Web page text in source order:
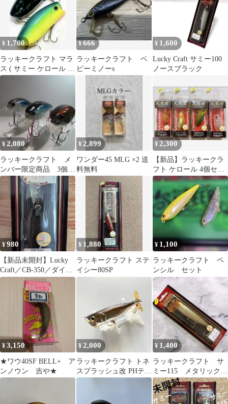
¥ 1,700
ラッキークラフト マラ
ス ( サミー ケロール ビ
ーフリーズ バニー )
¥666
ラッキークラフト ベ
ビーミノーs
¥ 1,600
Lucky Craft サミー100
ノースブラック
¥2,080
ラッキークラフト メ
ンバー限定商品 3個セ
ット
¥ 2,899
ワンダー45 MLG ×2 送
料無料
¥ 2,300
【新品】ラッキークラ
フト ケロール 4個セッ
ト
¥980
【新品未開封】Lucky
Craft／CB-350／ダイヤ
モンドブラック#161
¥ 1,880
ラッキークラフト ステ
イシー80SP
¥ 1,100
ラッキークラフト ペ
ンシル セット
¥3,150
★ワウ40SF BELL+ ア
ンノウン 吉や★
¥2,000
ラッキークラフト トネ
スプラッシュ改 PHテネ
シーシャッド T&Sコラ
¥ 1,400
ラッキークラフト サ
ミー115 メタリックチ
カ 新品・未開封品